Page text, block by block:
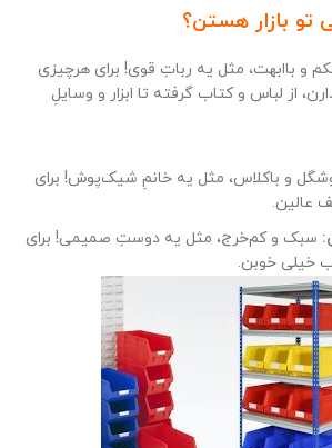
تو بازار هستن؟
و باابهت، مثل یه رباتِ قوی! برای هرچیزی
از لباس و کتاب گرفته تا ابزار و وسایلِ
و باکلاس، مثل یه خانمِ شیک‌پوش! برای
عالین.
سبک و کم‌خرج، مثل یه دوستِ صمیمی! برای
خیلی خوبن.